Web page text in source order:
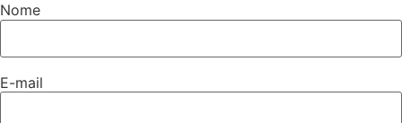
Nome
E-mail